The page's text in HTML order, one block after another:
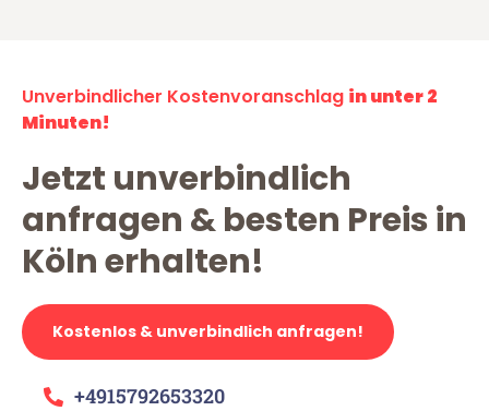
Unverbindlicher Kostenvoranschlag in unter 2
Minuten!
Jetzt unverbindlich
anfragen & besten Preis in
Köln erhalten!
Kostenlos & unverbindlich anfragen!
+4915792653320